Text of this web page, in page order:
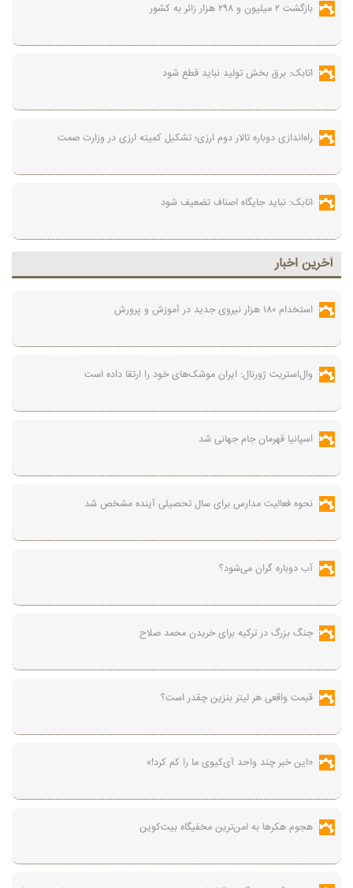
بازگشت ۲ میلیون و ۲۹۸ هزار زائر به کشور
اتابک: برق بخش تولید نباید قطع شود
راه‌اندازی دوباره تالار دوم ارزی؛ تشکیل کمیته ارزی در وزارت صمت
اتابک: نباید جایگاه اصناف تضعیف شود
آخرين اخبار
استخدام ۱۸۰ هزار نیروی جدید در آموزش‌ و پرورش
وال‌استریت ژورنال: ایران موشک‌های خود را ارتقا داده است
اسپانیا قهرمان جام جهانی شد
نحوه فعالیت مدارس برای سال تحصیلی آینده مشخص شد
آب دوباره گران می‌شود؟
جنگ بزرگ در ترکیه برای خریدن محمد صلاح
قیمت واقعی هر لیتر بنزین چقدر است؟
«این خبر چند واحد آی‌کیوی ما را کم کرد!»
هجوم هکرها به امن‌ترین مخفیگاه بیت‌کوین